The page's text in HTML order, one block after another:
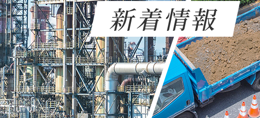
新着情報